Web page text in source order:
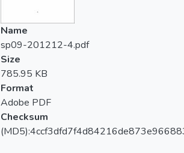
Name
sp09-201212-4.pdf
Size
785.95 KB
Format
Adobe PDF
Checksum